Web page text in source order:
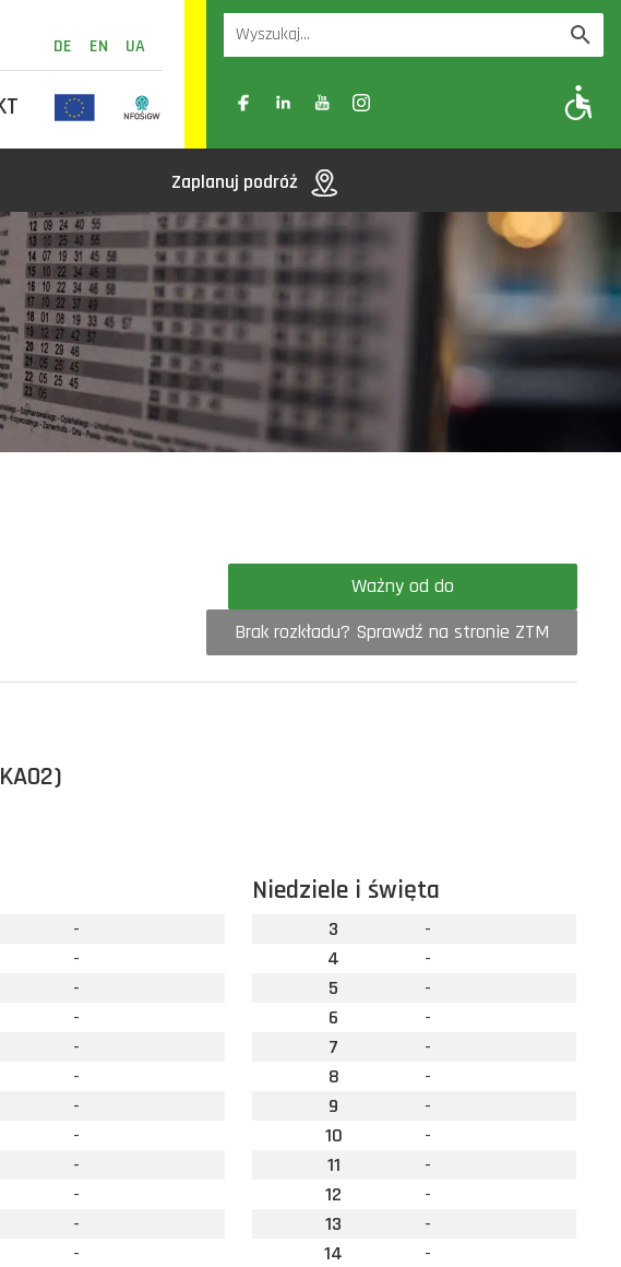
DE EN UA
A- A A+
Zaplanuj podróż
Ważny od do
Brak rozkładu? Sprawdź na stronie ZTM
-
-
-
-
-
-
-
-
-
-
-
-
Niedziele i święta
3
-
4
-
5
-
6
-
7
-
8
-
9
-
10
-
11
-
12
-
13
-
14
-